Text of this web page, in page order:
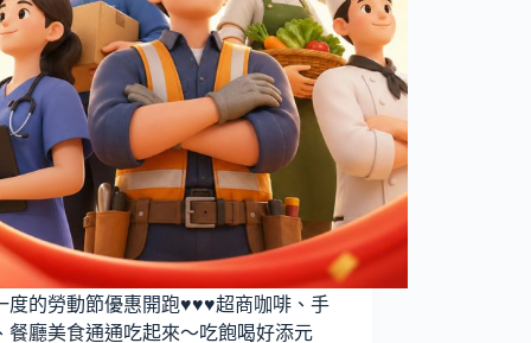
度的勞動節優惠開跑♥♥♥超商咖啡、手
餐廳美食通通吃起來～吃飽喝好添元